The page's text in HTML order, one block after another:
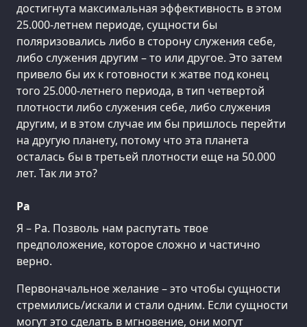
достигнута максимальная эффективность в этом
25.000-летнем периоде, сущности бы
поляризовались либо в сторону служения себе,
либо служения другим – то или другое. Это затем
привело бы их к готовности к жатве под конец
того 25.000-летнего периода, в тип четвертой
плотности либо служения себе, либо служения
другим, и в этом случае им бы пришлось перейти
на другую планету, потому что эта планета
осталась бы в третьей плотности еще на 50.000
лет. Так ли это?
Ра
Я – Ра. Позволь нам распутать твое
предположение, которое сложно и частично
верно.
Первоначальное желание – это чтобы сущности
стремились/искали и стали одним. Если сущности
могут это сделать в мгновение, они могут